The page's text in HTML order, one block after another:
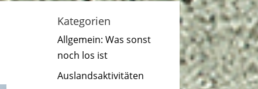
Kategorien
Allgemein: Was sonst
noch los ist
Auslandsaktivitäten